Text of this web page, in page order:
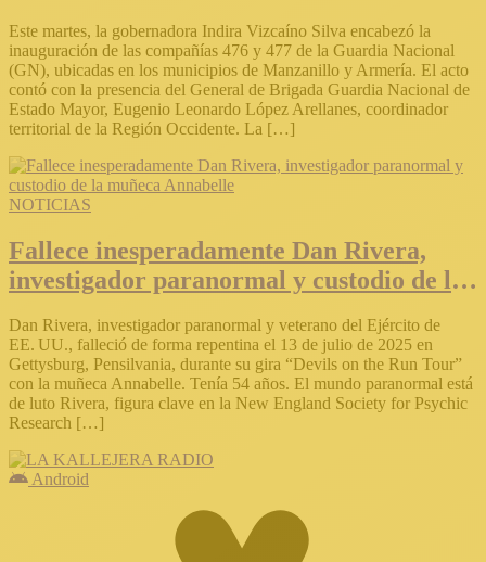
Este martes, la gobernadora Indira Vizcaíno Silva encabezó la
inauguración de las compañías 476 y 477 de la Guardia Nacional
(GN), ubicadas en los municipios de Manzanillo y Armería. El acto
contó con la presencia del General de Brigada Guardia Nacional de
Estado Mayor, Eugenio Leonardo López Arellanes, coordinador
territorial de la Región Occidente. La […]
NOTICIAS
Fallece inesperadamente Dan Rivera,
investigador paranormal y custodio de la
Dan Rivera, investigador paranormal y veterano del Ejército de
EE. UU., falleció de forma repentina el 13 de julio de 2025 en
Gettysburg, Pensilvania, durante su gira “Devils on the Run Tour”
con la muñeca Annabelle. Tenía 54 años. El mundo paranormal está
de luto Rivera, figura clave en la New England Society for Psychic
Research […]
Android